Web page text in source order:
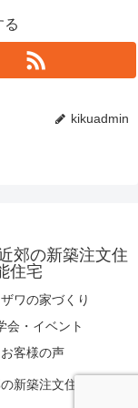
る
kikuadmin
郊の新築注文住
住宅
ワの家づくり
会・イベント
お客様の声
新築注文住宅｜自社